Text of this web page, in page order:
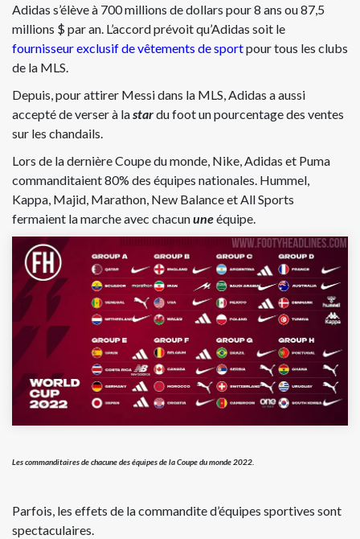
Adidas s’élève à 700 millions de dollars pour 8 ans ou 87,5
millions $ par an. L’accord prévoit qu’Adidas soit le
fournisseur exclusif de vêtements de sportpour tous les clubs
de la MLS.
Depuis, pour attirer Messi dans la MLS, Adidas a aussi
accepté de verser à lastardu foot un pourcentage des ventes
sur les chandails.
Lors de la dernière Coupe du monde, Nike, Adidas et Puma
commanditaient 80% des équipes nationales. Hummel,
Kappa, Majid, Marathon, New Balance et All Sports
fermaient la marche avec chacununeéquipe.
Les commanditaires de chacune des équipes de la Coupe du monde 2022.
Parfois, les effets de la commandite d’équipes sportives sont
spectaculaires.